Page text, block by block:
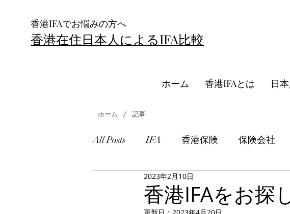
香港IFAでお悩みの方へ
香港在住日本人によるIFA比較
ホーム 香港IFAとは 日
ホーム / 記事
All Posts IFA 香港保険 保険会社
海外積立投資
香港IFAをお探
2023年2月10日